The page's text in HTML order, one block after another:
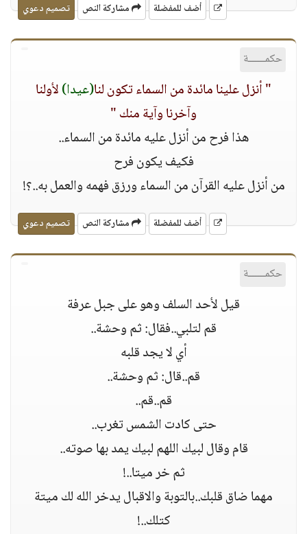
أضف للمفضلة مشاركة النص تصميم دعوي
حكمــــــة
" أنزل علينا مائدة من السماء تكون لنا(عيدا)ﻷولنا
وآخرنا وآية منك "
هذا فرح من أنزل عليه مائدة من السماء..
فكيف يكون فرح
من أنزل عليه القرآن من السماء ورزق فهمه والعمل به..؟!
أضف للمفضلة مشاركة النص تصميم دعوي
حكمــــــة
قيل ﻷحد السلف وهو على جبل عرفة
قم لتلبي..فقال: ثم وحشة..
أي ﻻ يجد قلبه
قم..قال: ثم وحشة..
قم..قم..
حتى كادت الشمس تغرب..
قام وقال لبيك اللهم لبيك يمد بها صوته..
ثم خر ميتا..!
مهما ضاق قلبك..بالتوبة واﻻقبال يدخر الله لك ميتة
كتلك..!